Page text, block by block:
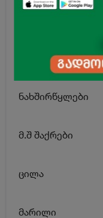
მ.შ ნაჯერი
ნახშირწყლები
მ.შ შაქრები
ცილა
მარილი